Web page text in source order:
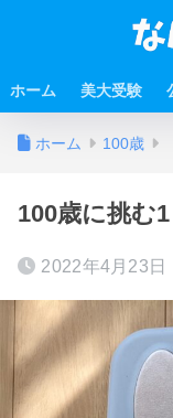
ホーム 美大受験
ホーム 100歳
100歳に挑む
2022年4月23日